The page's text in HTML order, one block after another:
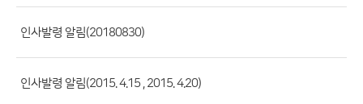
회
수)
인사발령 알림(20180830)
인사발령 알림(2015. 4.15 , 2015. 4.20)